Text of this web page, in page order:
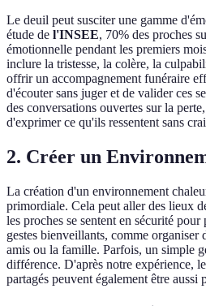
Le deuil peut susciter une gamme
étude de l'INSEE, 70% des proches
émotionnelle pendant les premiers
inclure la tristesse, la colère, la
offrir un accompagnement funéraire
d'écouter sans juger et de valider ces
des conversations ouvertes sur la
d'exprimer ce qu'ils ressentent sans
2. Créer un
La création d'un environnement
primordiale. Cela peut aller des lieux
les proches se sentent en sécurité
gestes bienveillants, comme organiser
amis ou la famille. Parfois, un simple
différence. D'après notre expérience,
partagés peuvent également être aussi